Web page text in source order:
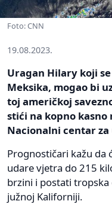
Foto: CNN
19.08.2023.
Uragan Hilary koji
Meksika, mogao bi
toj američkoj
stići na kopno
Nacionalni centar za
Prognostičari kažu da
udare vjetra do 215
brzini i postati
južnoj Kaliforniji.